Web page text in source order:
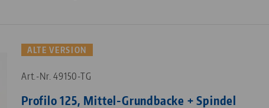
ALTE VERSION
Art.-Nr. 49150-TG
Profilo 125, Mittel-Grundbacke + Spindel